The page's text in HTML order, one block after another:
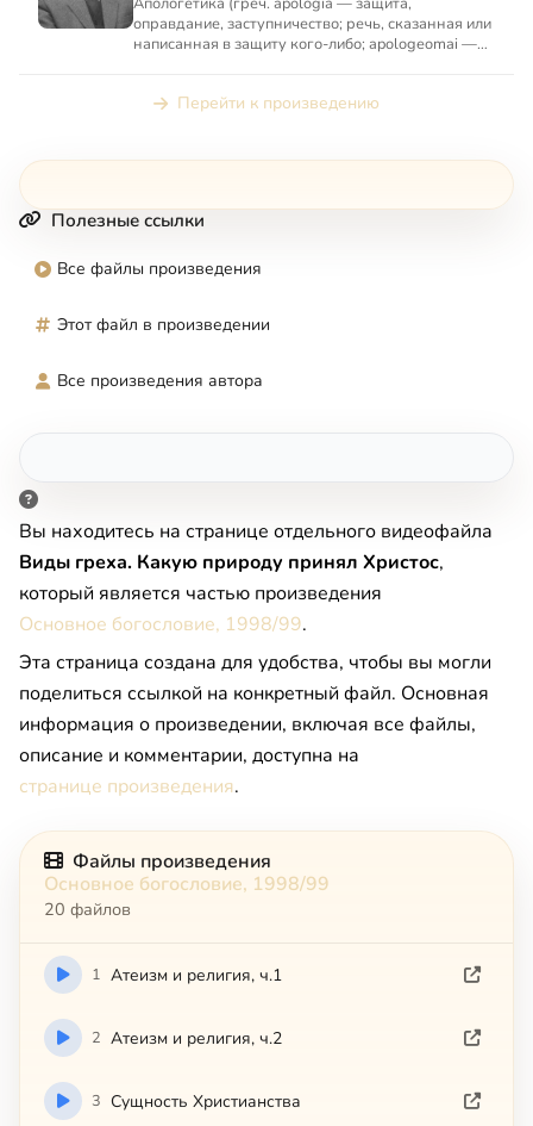
оправдание, заступничество; речь, сказанная или
написанная в защиту кого-либо; apologeomai —
Перейти к произведению
Полезные ссылки
Все файлы произведения
Этот файл в произведении
Все произведения автора
Вы находитесь на странице отдельного видеофайла
Виды греха. Какую природу принял Христос,
который является частью произведения
Основное богословие, 1998/99.
Эта страница создана для удобства, чтобы вы могли
поделиться ссылкой на конкретный файл. Основная
информация о произведении, включая все файлы,
описание и комментарии, доступна на
странице произведения.
Файлы произведения
Основное богословие, 1998/99
20 файлов
1 Атеизм и религия, ч.1
2 Атеизм и религия, ч.2
3 Сущность Христианства